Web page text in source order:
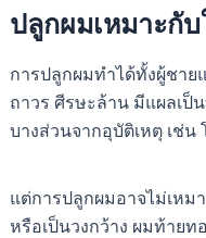
ปลูกผมเหมาะกั
การปลูกผมทำได้ทั้งผู้ชา
ถาวร ศีรษะล้าน มีแผลเป็
บางส่วนจากอุบัติเหตุ เช่
แต่การปลูกผมอาจไม่เห
หรือเป็นวงกว้าง ผมท้ายท